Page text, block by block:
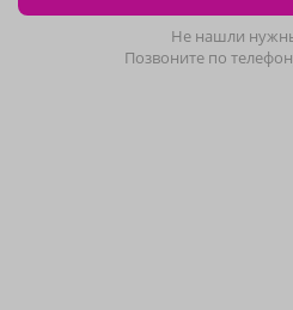
Не нашли
Позвоните по